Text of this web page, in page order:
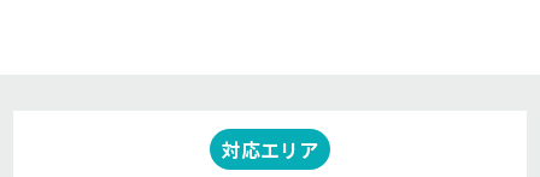
対応エリア